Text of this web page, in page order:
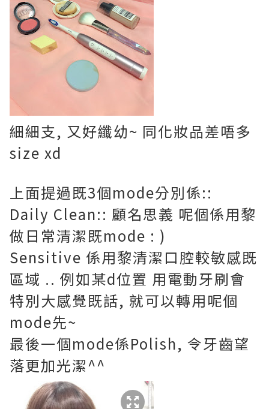
細細支, 又好纖幼~ 同化妝品差唔多
size xd
上面提過既3個mode分別係::
Daily Clean:: 顧名思義 呢個係用黎
做日常清潔既mode : )
Sensitive 係用黎清潔口腔較敏感既
區域 .. 例如某d位置 用電動牙刷會
特別大感覺既話, 就可以轉用呢個
mode先~
最後一個mode係Polish, 令牙齒望
落更加光潔^^